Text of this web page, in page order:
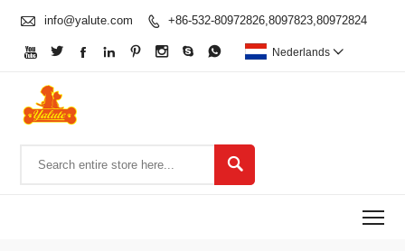
 info@yalute.com  +86-532-80972826,8097823,80972824
        Nederlands 
